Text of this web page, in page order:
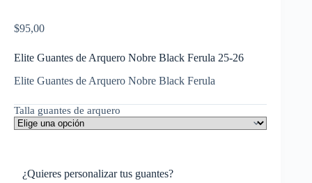
$95,00
Elite Guantes de Arquero Nobre Black Ferula 25-26
Elite Guantes de Arquero Nobre Black Ferula
Talla guantes de arquero
¿Quieres personalizar tus guantes?